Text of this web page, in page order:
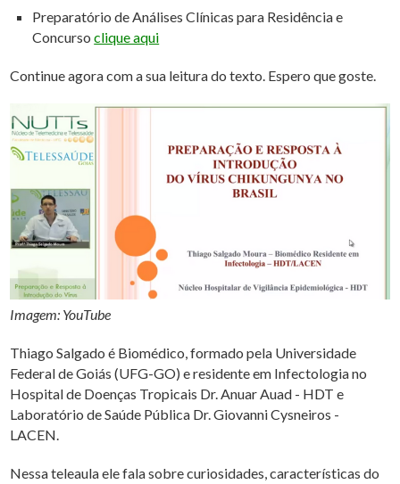
Preparatório de Análises Clínicas para Residência e
Concursoclique aqui
Continue agora com a sua leitura do texto. Espero que goste.
Imagem: YouTube
Thiago Salgado é Biomédico, formado pela Universidade
Federal de Goiás (UFG-GO) e residente em Infectologia no
Hospital de Doenças Tropicais Dr. Anuar Auad - HDT e
Laboratório de Saúde Pública Dr. Giovanni Cysneiros -
LACEN.
Nessa teleaula ele fala sobre curiosidades, características do